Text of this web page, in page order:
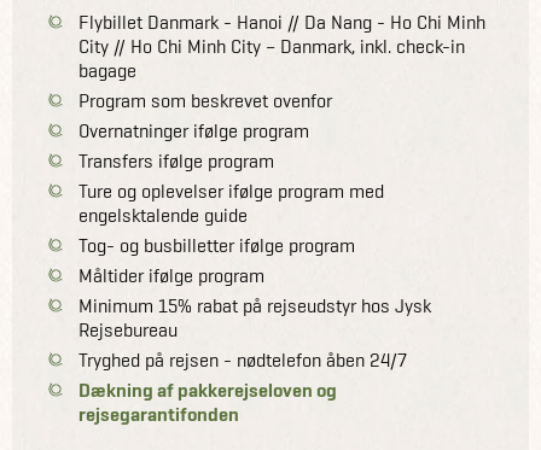
Flybillet Danmark - Hanoi // Da Nang - Ho Chi Minh
City // Ho Chi Minh City – Danmark, inkl. check-in
bagage
Program som beskrevet ovenfor
Overnatninger ifølge program
Transfers ifølge program
Ture og oplevelser ifølge program med
engelsktalende guide
Tog- og busbilletter ifølge program
Måltider ifølge program
Minimum 15% rabat på rejseudstyr hos Jysk
Rejsebureau
Tryghed på rejsen - nødtelefon åben 24/7
Dækning af pakkerejseloven og
rejsegarantifonden